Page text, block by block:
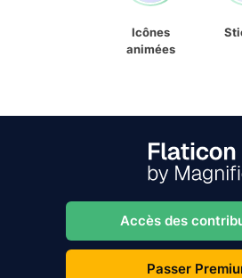
Icônes
animées
Accès des
Passer